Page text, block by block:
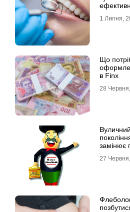
1 Липня,
Що
в Finx
28
замінює
27